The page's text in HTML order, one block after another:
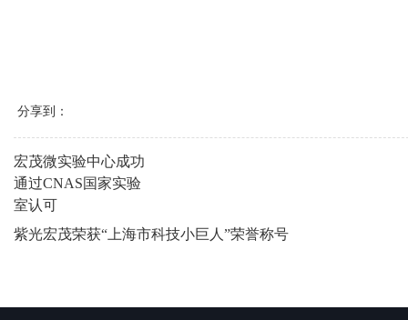
分享到：
宏茂微实验中心成功
通过CNAS国家实验
室认可
紫光宏茂荣获“上海市科技小巨人”荣誉称号